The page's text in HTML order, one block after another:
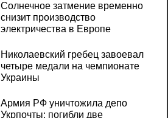
Солнечное затмение временно
снизит производство
электричества в Европе
Николаевский гребец завоевал
четыре медали на чемпионате
Украины
Армия РФ уничтожила депо
Укрпочты: погибли две